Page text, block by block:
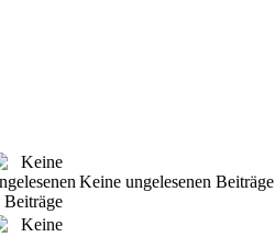
Keine ungelesenen Beiträge